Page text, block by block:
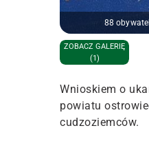
88
ZOBACZ GALERIĘ
(1)
Wnioskiem o
powiatu
cudzoziemców.